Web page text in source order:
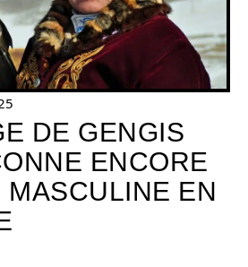
DE GENGIS
ENCORE
MASCULINE EN